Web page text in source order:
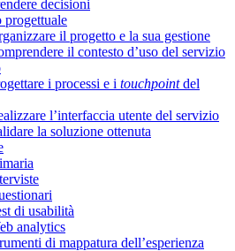
decisioni
progettuale
il progetto e la sua gestione
il contesto d’uso del servizio
i processi e i touchpointdel
l’interfaccia utente del servizio
la soluzione ottenuta
di usabilità
analytics
di mappatura dell’esperienza